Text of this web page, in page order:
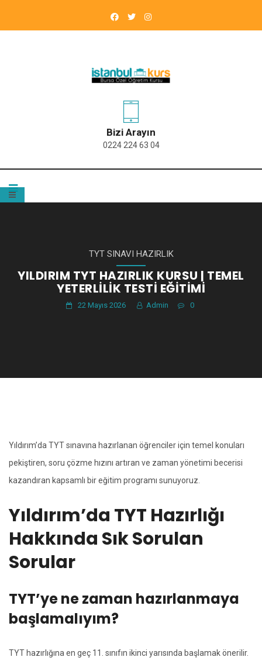
Bizi Arayın
0224 224 63 04
TYT SINAVI HAZIRLIK
YILDIRIM TYT HAZIRLIK KURSU | TEMEL
YETERLILIK TESTI EĞITIMI
22 Mayıs 2026 Admin 0
Yıldırım’da TYT sınavına hazırlanan öğrenciler için temel konuları
pekiştiren, soru çözme hızını artıran ve zaman yönetimi becerisi
kazandıran kapsamlı bir eğitim programı sunuyoruz.
Yıldırım’da TYT Hazırlığı
Hakkında Sık Sorulan
Sorular
TYT’ye ne zaman hazırlanmaya
başlamalıyım?
TYT hazırlığına en geç 11. sınıfın ikinci yarısında başlamak önerilir.